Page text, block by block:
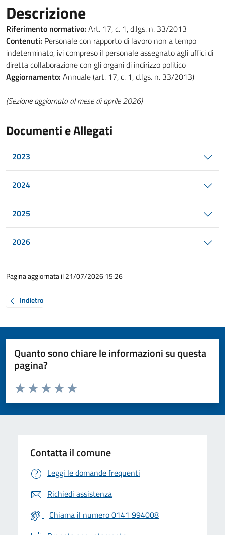
Descrizione
Riferimento normativo: Art. 17, c. 1, d.lgs. n. 33/2013
Contenuti: Personale con rapporto di lavoro non a tempo
indeterminato, ivi compreso il personale assegnato agli uffici di
diretta collaborazione con gli organi di indirizzo politico
Aggiornamento: Annuale (art. 17, c. 1, d.lgs. n. 33/2013)
(Sezione aggiornata al mese di aprile 2026)
Documenti e Allegati
2023
2024
2025
2026
Pagina aggiornata il 21/07/2026 15:26
Indietro
Quanto sono chiare le informazioni su questa
pagina?
Valuta da 1 a 5 stelle la pagina
Valuta 5 stelle su 5
Valuta 4 stelle su 5
Valuta 3 stelle su 5
Valuta 2 stelle su 5
Valuta 1 stelle su 5
Contatta il comune
Leggi le domande frequenti
Richiedi assistenza
Chiama il numero 0141 994008